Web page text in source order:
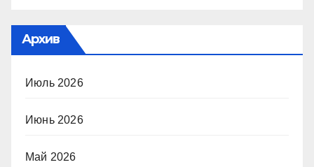
Архив
Июль 2026
Июнь 2026
Май 2026